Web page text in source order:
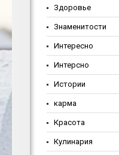
Здоровье
Знаменитости
Интересно
Интерсно
Истории
карма
Красота
Кулинария